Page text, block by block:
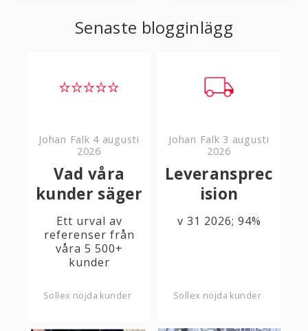
Senaste blogginlägg
Johan Falk 4 augusti
2026
Vad våra
kunder säger
Ett urval av
referenser från
våra 5 500+
kunder
Sollex nöjda kunder
Johan Falk 3 augusti
2026
Leveransprec
ision
v 31 2026; 94%
Sollex nöjda kunder